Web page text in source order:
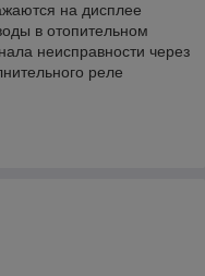
на дисплее
в отопительном
неисправности через
реле